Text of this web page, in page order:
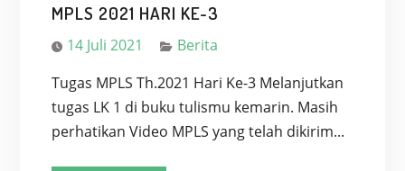
MPLS 2021 HARI KE-3
14 Juli 2021
Berita
Tugas MPLS Th.2021 Hari Ke-3 Melanjutkan
tugas LK 1 di buku tulismu kemarin. Masih
perhatikan Video MPLS yang telah dikirim...